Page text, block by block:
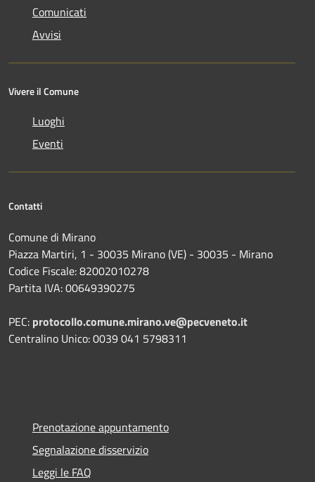
Comunicati
Avvisi
Vivere il Comune
Luoghi
Eventi
Contatti
Comune di Mirano
Piazza Martiri, 1 - 30035 Mirano (VE) - 30035 - Mirano
Codice Fiscale: 82002010278
Partita IVA: 00649390275
PEC: protocollo.comune.mirano.ve@pecveneto.it
Centralino Unico: 0039 041 5798311
Prenotazione appuntamento
Segnalazione disservizio
Leggi le FAQ